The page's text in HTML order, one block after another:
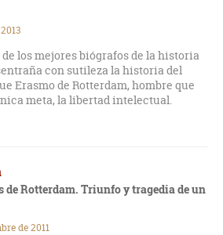
los mejores biógrafos de la historia
con sutileza la historia del
Erasmo de Rotterdam, hombre que
meta, la libertad intelectual.
de Rotterdam. Triunfo y tragedia de un
de 2011